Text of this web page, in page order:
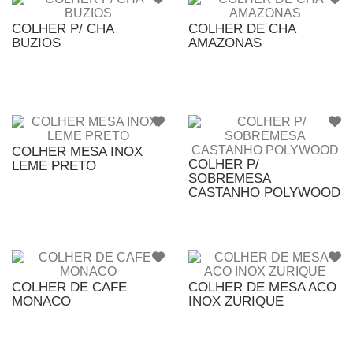
COLHER P/ CHA
BUZIOS
COLHER DE CHA
AMAZONAS
COLHER MESA INOX
LEME PRETO
COLHER P/
SOBREMESA
CASTANHO POLYWOOD
COLHER DE CAFE
MONACO
COLHER DE MESA ACO
INOX ZURIQUE